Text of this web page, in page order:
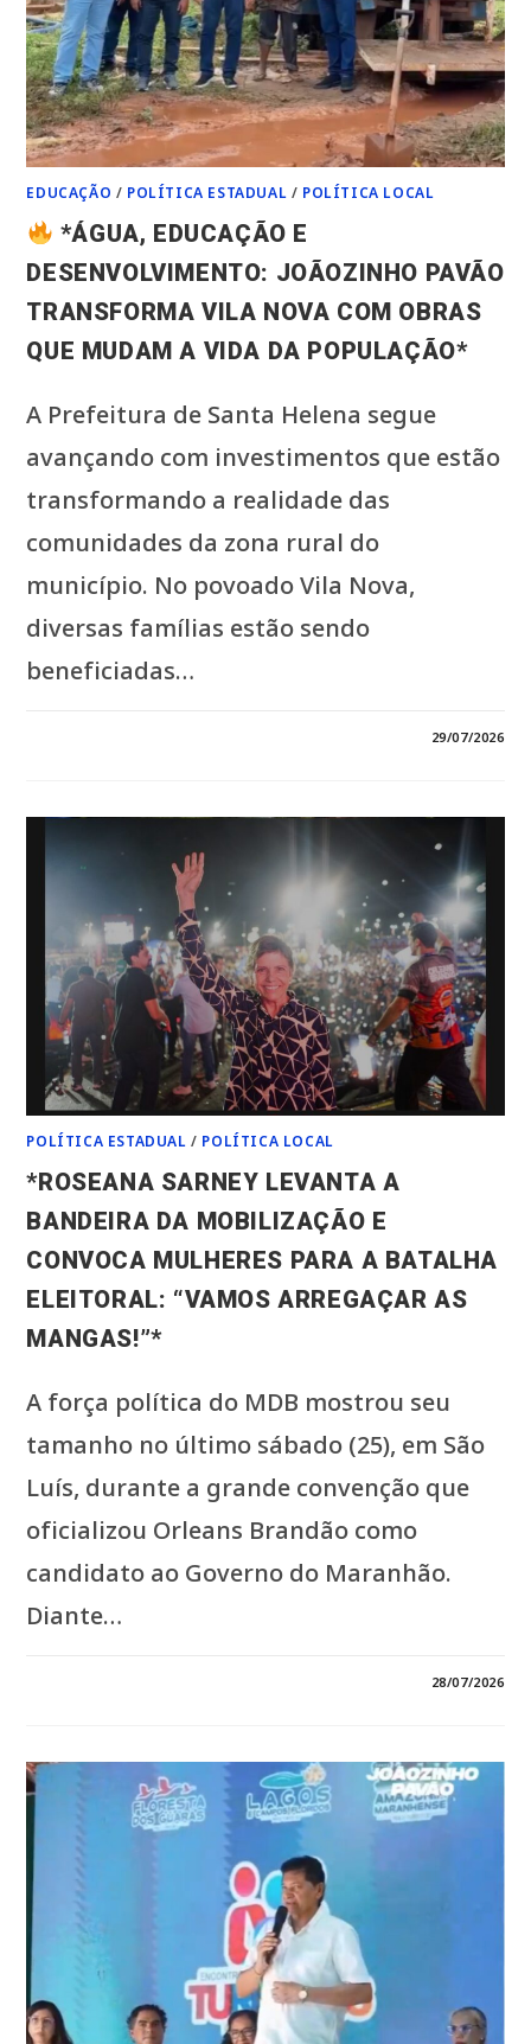
EDUCAÇÃO / POLÍTICA ESTADUAL / POLÍTICA LOCAL
*ÁGUA, EDUCAÇÃO E
DESENVOLVIMENTO: JOÃOZINHO PAVÃO
TRANSFORMA VILA NOVA COM OBRAS
QUE MUDAM A VIDA DA POPULAÇÃO*
A Prefeitura de Santa Helena segue
avançando com investimentos que estão
transformando a realidade das
comunidades da zona rural do
município. No povoado Vila Nova,
diversas famílias estão sendo
beneficiadas…
DESENVOLVIMENTO:
JOÃOZINHO
PAVÃO
TRANSFORMA
VILA
NOVA
COM
OBRAS
QUE
MUDAM
A
VIDA
DA
POPULAÇÃO*
29/07/2026
POLÍTICA ESTADUAL / POLÍTICA LOCAL
*ROSEANA SARNEY LEVANTA A
BANDEIRA DA MOBILIZAÇÃO E
CONVOCA MULHERES PARA A BATALHA
ELEITORAL: “VAMOS ARREGAÇAR AS
MANGAS!”*
A força política do MDB mostrou seu
tamanho no último sábado (25), em São
Luís, durante a grande convenção que
oficializou Orleans Brandão como
candidato ao Governo do Maranhão.
Diante…
BANDEIRA
DA
MOBILIZAÇÃO
E
CONVOCA
A
BATALHA
ELEITORAL:
“VAMOS
ARREGAÇAR
AS
MANGAS!”*
28/07/2026